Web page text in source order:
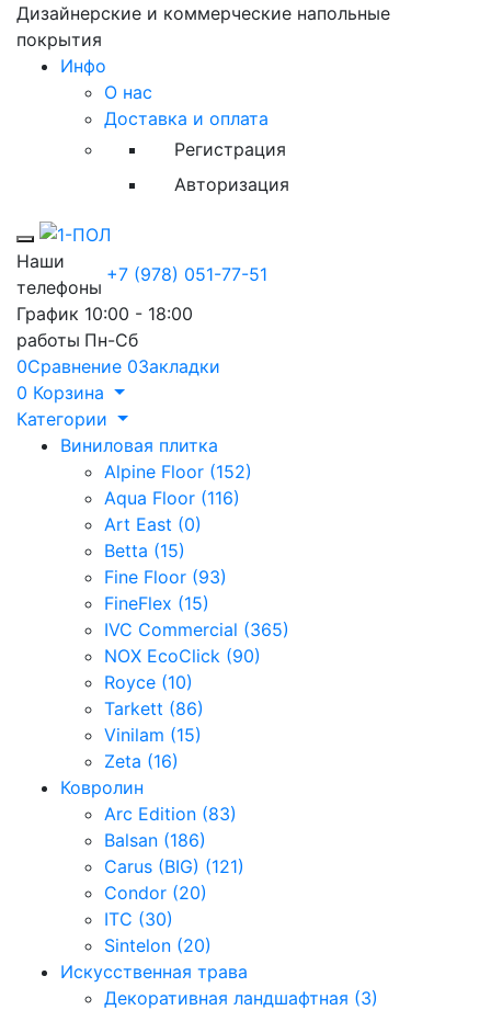
Дизайнерские и коммерческие напольные
покрытия
Инфо
О нас
Доставка и оплата
Регистрация
Авторизация
Toggle mobile menu
Наши
телефоны
+7 (978) 051-77-51
График
работы
10:00 - 18:00
Пн-Сб
0Сравнение 0Закладки
0 Корзина
Категории
Виниловая плитка
Alpine Floor (152)
Aqua Floor (116)
Art East (0)
Betta (15)
Fine Floor (93)
FineFlex (15)
IVC Commercial (365)
NOX EcoClick (90)
Royce (10)
Tarkett (86)
Vinilam (15)
Zeta (16)
Ковролин
Arc Edition (83)
Balsan (186)
Carus (BIG) (121)
Condor (20)
ITC (30)
Sintelon (20)
Искусственная трава
Декоративная ландшафтная (3)